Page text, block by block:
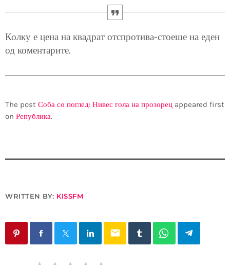
Колку е цена на квадрат отспротива-стоеше на еден
од коментарите.
The post Соба со поглед: Нивес гола на прозорец appeared first
on Република.
WRITTEN BY: KISSFM
email